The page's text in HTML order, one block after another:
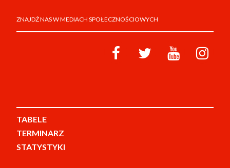
ZNAJDŹ NAS W MEDIACH SPOŁECZNOŚCIOWYCH
TABELE
TERMINARZ
STATYSTYKI